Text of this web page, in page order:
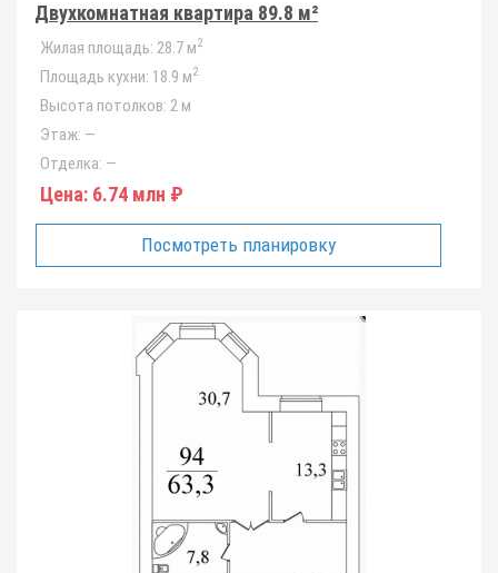
Двухкомнатная квартира 89.8 м²
Жилая площадь: 28.7 м2
Площадь кухни: 18.9 м2
Высота потолков: 2 м
Этаж: —
Отделка: —
Цена: 6.74 млн ₽
Посмотреть планировку